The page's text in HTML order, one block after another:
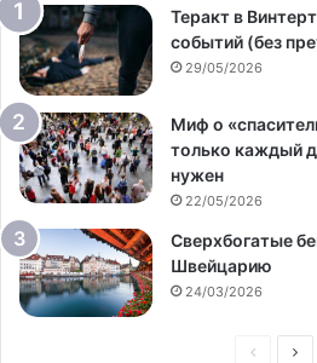
Теракт в
событий (без
29/05/2026
Миф о
только каждый
нужен
22/05/2026
Сверхбогатые
Швейцарию
24/03/2026